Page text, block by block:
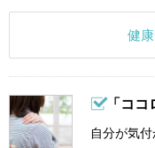
健
「ココ
自分が気